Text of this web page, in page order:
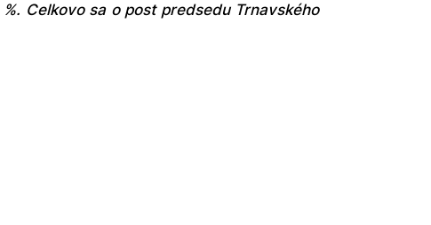
Celkovo sa o post predsedu Trnavského